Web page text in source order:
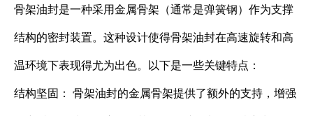
骨架油封是一种采用金属骨架（通常是弹簧钢）作为支撑
结构的密封装置。这种设计使得骨架油封在高速旋转和高
温环境下表现得尤为出色。以下是一些关键特点：
结构坚固： 骨架油封的金属骨架提供了额外的支持，增强